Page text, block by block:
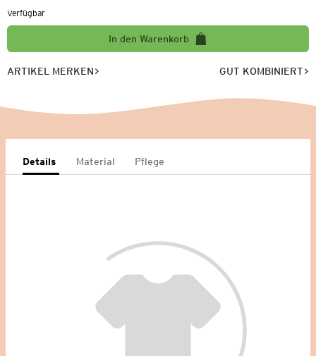
Verfügbar
In den Warenkorb
ARTIKEL MERKEN GUT KOMBINIERT
Details Material Pflege